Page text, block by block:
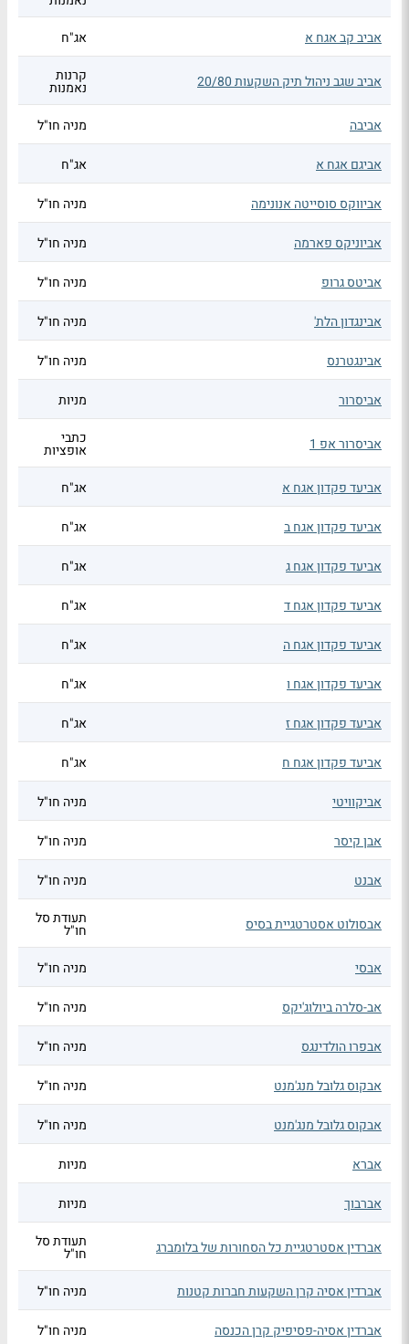
אביב קב אגח א
אג"ח
אביב שגב ניהול תיק השקעות 20/80 קרנות
נאמנות
אביבה
מניה חו"ל
אביגם אגח א אג"ח
אביווקס סוסייטה אנונימה מניה חו"ל
אביוניקס פארמה מניה חו"ל
אביטס גרופ מניה חו"ל
אבינגדון הלת' מניה חו"ל
אבינגטרנס מניה חו"ל
אביסרור מניות
אביסרור אפ 1 כתבי
אופציות
אביעד פקדון אגח א
אג"ח
אביעד פקדון אגח ב אג"ח
אביעד פקדון אגח ג אג"ח
אביעד פקדון אגח ד אג"ח
אביעד פקדון אגח ה אג"ח
אביעד פקדון אגח ו אג"ח
אביעד פקדון אגח ז אג"ח
אביעד פקדון אגח ח אג"ח
אביקוויטי מניה חו"ל
אבן קיסר מניה חו"ל
אבנט מניה חו"ל
אבסולוט אסטרטגיית בסיס תעודת סל
חו"ל
אבסי
מניה חו"ל
אב-סלרה ביולוג'יקס מניה חו"ל
אבפרו הולדינגס מניה חו"ל
אבקוס גלובל מנג'מנט מניה חו"ל
אבקוס גלובל מנג'מנט מניה חו"ל
אברא מניות
אברבוך מניות
אברדין אסטרטגיית כל הסחורות של בלומברג תעודת סל
חו"ל
אברדין אסיה קרן השקעות חברות קטנות
מניה חו"ל
אברדין אסיה-פסיפיק קרן הכנסה מניה חו"ל